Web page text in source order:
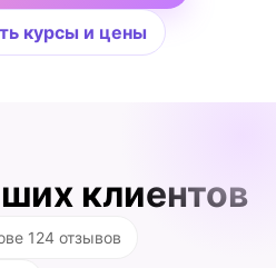
курсы и цены
клиентов
124 отзывов